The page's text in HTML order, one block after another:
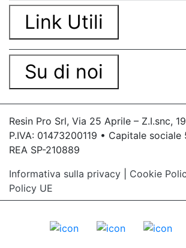
Link Utili
Su di noi
Resin Pro Srl, Via 25 Aprile – Z.I.snc,
P.IVA: 01473200119 • Capitale
REA SP-210889
Informativa sulla privacy
Cookie
Policy UE